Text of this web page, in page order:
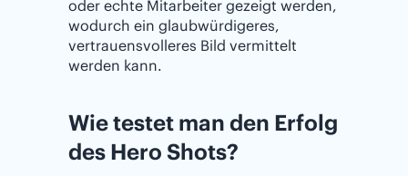
oder echte Mitarbeiter gezeigt werden,
wodurch ein glaubwürdigeres,
vertrauensvolleres Bild vermittelt
werden kann.
Wie testet man den Erfolg
des Hero Shots?